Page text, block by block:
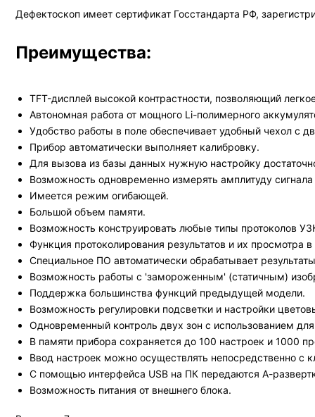
Дефектоскоп имеет сертификат Госстандарта РФ,
Преимущества:
TFT-дисплей высокой контрастности, позволяющий
Автономная работа от мощного Li-полимерного
Удобство работы в поле обеспечивает удобный чехол с
Прибор автоматически выполняет калибровку.
Для вызова из базы данных нужную настройку
Возможность одновременно измерять амплитуду
Имеется режим огибающей.
Большой объем памяти.
Возможность конструировать любые типы протоколов
Функция протоколирования результатов и их просмотра
Специальное ПО автоматически обрабатывает
Возможность работы с 'замороженным' (статичным)
Поддержка большинства функций предыдущей модели.
Возможность регулировки подсветки и настройки
Одновременный контроль двух зон с использованием
В памяти прибора сохраняется до 100 настроек и 1000
Ввод настроек можно осуществлять непосредственно с
С помощью интерфейса USB на ПК передаются А-
Возможность питания от внешнего блока.